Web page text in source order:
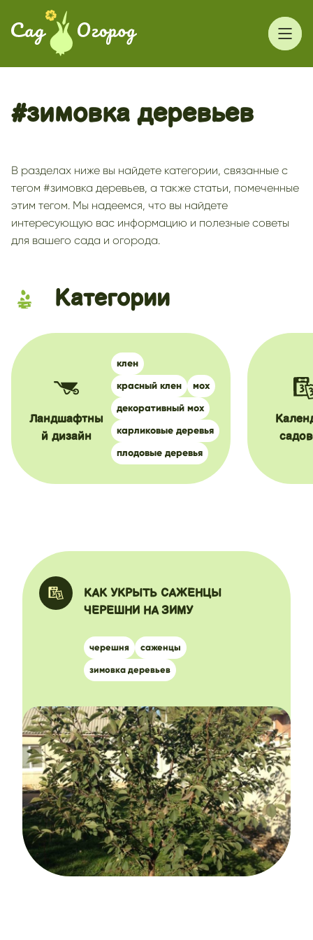
#зимовка деревьев
В разделах ниже вы найдете категории, связанные с
тегом #зимовка деревьев, а также статьи, помеченные
этим тегом. Мы надеемся, что вы найдете
интересующую вас информацию и полезные советы
для вашего сада и огорода.
Категории
Ландшафтны
й дизайн
клен
красный клен
мох
декоративный мох
карликовые деревья
плодовые деревья
КАК УКРЫТЬ САЖЕНЦЫ
ЧЕРЕШНИ НА ЗИМУ
черешня
саженцы
зимовка деревьев